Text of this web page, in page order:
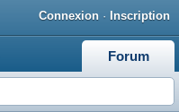
Connexion · Inscription
Forum